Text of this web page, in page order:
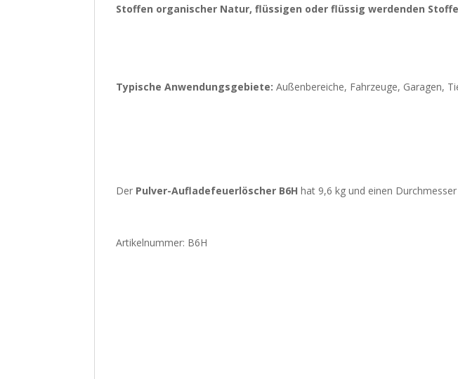
Stoffen organischer Natur, flüssigen oder flüssig werdenden
Typische Anwendungsgebiete: Außenbereiche, Fahrzeuge, Garagen,
Der Pulver-Aufladefeuerlöscher B6H hat 9,6 kg und einen
Artikelnummer: B6H